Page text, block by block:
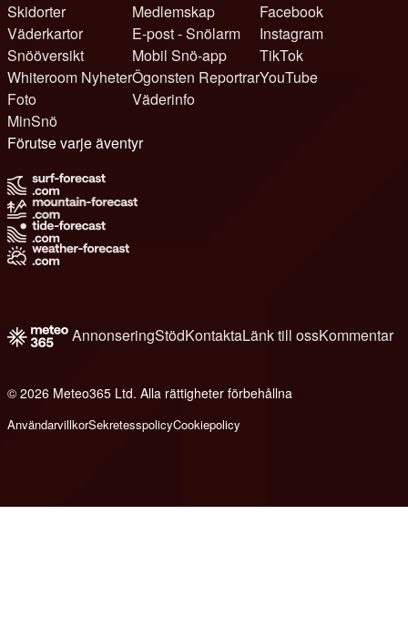
Skidorter
Väderkartor
Snööversikt
Whiteroom Nyheter
Foto
MinSnö
Medlemskap
E-post - Snölarm
Mobil Snö-app
Ögonsten Reportrar
Väderinfo
Facebook
Instagram
TikTok
YouTube
Förutse varje äventyr
AnnonseringStödKontaktaLänk till ossKommentar
© 2026 Meteo365 Ltd. Alla rättigheter förbehållna
AnvändarvillkorSekretesspolicyCookiepolicy